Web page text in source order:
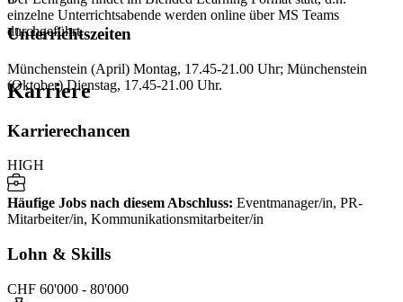
einzelne Unterrichtsabende werden online über MS Teams
durchgeführt.
Unterrichtszeiten
Münchenstein (April) Montag, 17.45-21.00 Uhr; Münchenstein
(Oktober) Dienstag, 17.45-21.00 Uhr.
Karriere
Karrierechancen
HIGH
Häufige Jobs nach diesem Abschluss: Eventmanager/in, PR-
Mitarbeiter/in, Kommunikationsmitarbeiter/in
Lohn & Skills
CHF 60'000 - 80'000